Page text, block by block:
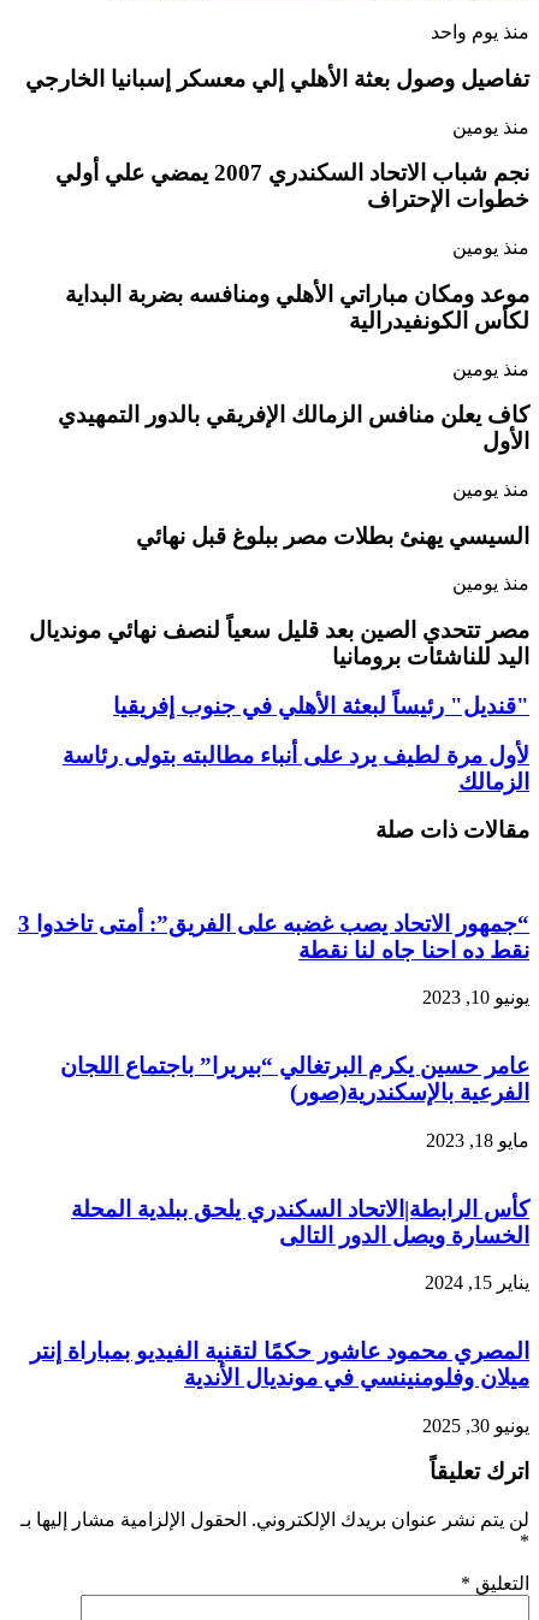
منذ يوم واحد
تفاصيل وصول بعثة الأهلي إلي معسكر إسبانيا الخارجي
منذ يومين
نجم شباب الاتحاد السكندري 2007 يمضي علي أولي
خطوات الإحتراف
منذ يومين
موعد ومكان مباراتي الأهلي ومنافسه بضربة البداية
لكأس الكونفيدرالية
منذ يومين
كاف يعلن منافس الزمالك الإفريقي بالدور التمهيدي
الأول
منذ يومين
السيسي يهنئ بطلات مصر ببلوغ قبل نهائي
منذ يومين
مصر تتحدي الصين بعد قليل سعياً لنصف نهائي مونديال
اليد للناشئات برومانيا
"قنديل" رئيساً لبعثة الأهلي في جنوب إفريقيا
لأول مرة لطيف يرد على أنباء مطالبته بتولى رئاسة
الزمالك
مقالات ذات صلة
“جمهور الاتحاد يصب غضبه على الفريق”: أمتى تاخدوا 3
نقط ده احنا جاه لنا نقطة
يونيو 10, 2023
عامر حسين يكرم البرتغالي “بيريرا” باجتماع اللجان
الفرعية بالإسكندرية(صور)
مايو 18, 2023
كأس الرابطة|الاتحاد السكندري يلحق ببلدية المحلة
الخسارة ويصل الدور التالى
يناير 15, 2024
المصري محمود عاشور حكمًا لتقنية الفيديو بمباراة إنتر
ميلان وفلومنينسي في مونديال الأندية
يونيو 30, 2025
اترك تعليقاً
لن يتم نشر عنوان بريدك الإلكتروني. الحقول الإلزامية مشار إليها بـ
*
التعليق *